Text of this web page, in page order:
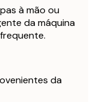
à mão ou
da máquina
da